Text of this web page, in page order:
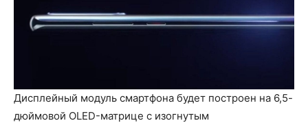
Дисплейный модуль смартфона будет построен на 6,5-
дюймовой OLED-матрице с изогнутым